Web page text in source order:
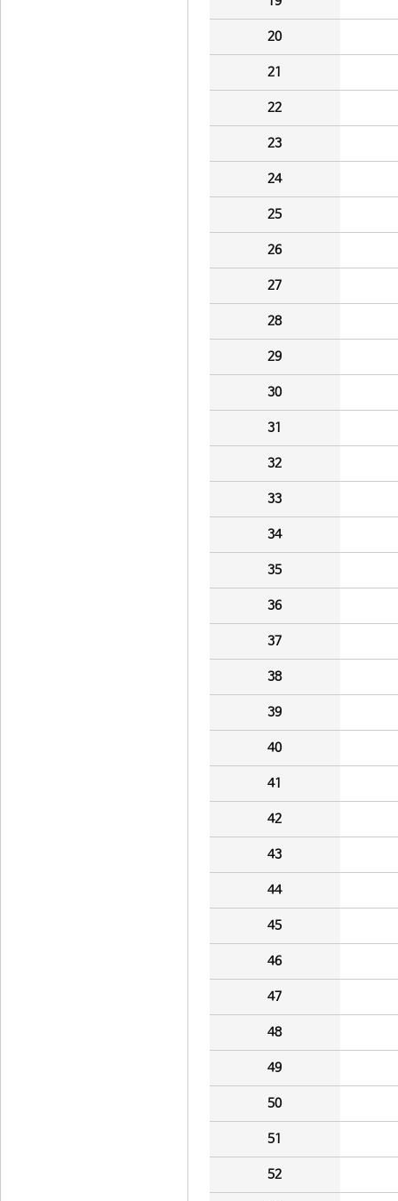
20
21
22
23
24
25
26
27
28
29
30
31
32
33
34
35
36
37
38
39
40
41
42
43
44
45
46
47
48
49
50
51
52